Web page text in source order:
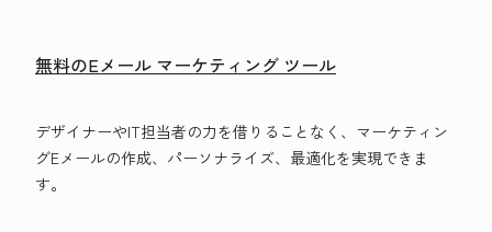
無料のEメール マーケティング ツール
デザイナーやIT担当者の力を借りることなく、マーケティン
グEメールの作成、パーソナライズ、最適化を実現できま
す。